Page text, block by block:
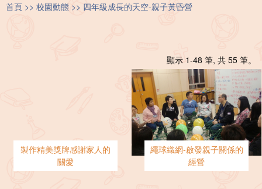
首頁 校園動態 四年級成長的天空-親子黃昏營
顯示 1-48 筆, 共 55 筆。
製作精美獎牌感謝家人的
關愛
繩球織網-啟發親子關係的
經營